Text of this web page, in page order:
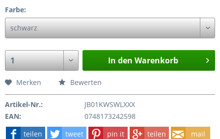
Farbe:
In den Warenkorb
Merken Bewerten
Artikel-Nr.:
JB01KWSWLXXX
EAN:
0748173242598
teilen
tweet pin it teilen
mail